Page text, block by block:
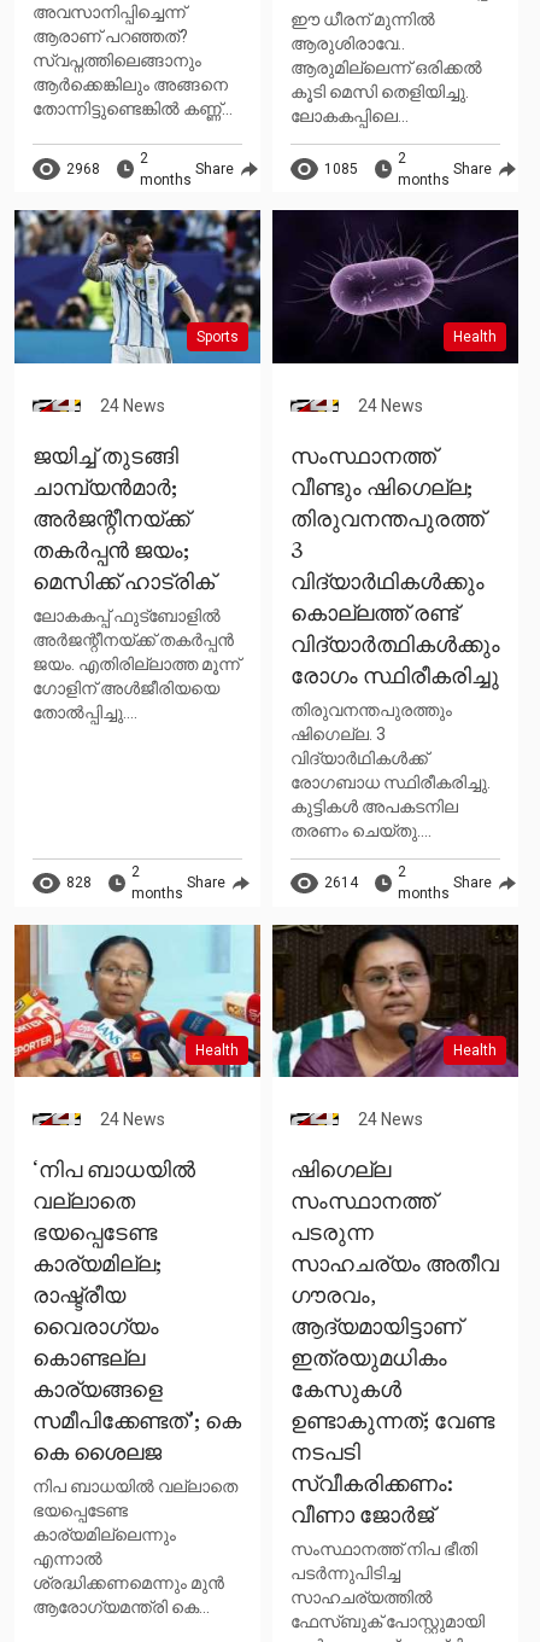
അവസാനിപ്പിച്ചെന്ന്
ആരാണ് പറഞ്ഞത്?
സ്വപ്നത്തിലെങ്ങാനും
ആര്‍ക്കെങ്കിലും അങ്ങനെ
തോന്നിട്ടുണ്ടെങ്കില്‍ കണ്ണ്...
2968
2
months
Share
ഈ ധീരന് മുന്നില്‍
ആരുശിരാവേ..
ആരുമില്ലെന്ന് ഒരിക്കല്‍
കൂടി മെസി തെളിയിച്ചു.
ലോകകപ്പിലെ...
1085
2
months
Share
Sports
24 News
ജയിച്ച് തുടങ്ങി
ചാമ്പ്യന്‍മാര്‍;
അര്‍ജന്റീനയ്ക്ക്
തകര്‍പ്പന്‍ ജയം;
മെസിക്ക് ഹാട്രിക്
ലോകകപ്പ് ഫുട്‌ബോളില്‍
അര്‍ജന്റീനയ്ക്ക് തകര്‍പ്പന്‍
ജയം. എതിരില്ലാത്ത മൂന്ന്
ഗോളിന് അള്‍ജീരിയയെ
തോല്‍പ്പിച്ചു....
828
2
months
Share
Health
24 News
സംസ്ഥാനത്ത്
വീണ്ടും ഷിഗെല്ല;
തിരുവനന്തപുരത്ത്
3
വിദ്യാർഥികൾക്കും
കൊല്ലത്ത് രണ്ട്
വിദ്യാർത്ഥികൾക്കും
രോഗം സ്ഥിരീകരിച്ചു
തിരുവനന്തപുരത്തും
ഷിഗെല്ല. 3
വിദ്യാർഥികൾക്ക്
രോഗബാധ സ്ഥിരീകരിച്ചു.
കുട്ടികൾ അപകടനില
തരണം ചെയ്‌തു....
2614
2
months
Share
Health
24 News
‘നിപ ബാധയിൽ
വല്ലാതെ
ഭയപ്പെടേണ്ട
കാര്യമില്ല;
രാഷ്ട്രീയ
വൈരാഗ്യം
കൊണ്ടല്ല
കാര്യങ്ങളെ
സമീപിക്കേണ്ടത്’; കെ
കെ ശൈലജ
നിപ ബാധയിൽ വല്ലാതെ
ഭയപ്പെടേണ്ട
കാര്യമില്ലെന്നും
എന്നാൽ
ശ്രദ്ധിക്കണമെന്നും മുൻ
ആരോഗ്യമന്ത്രി കെ...
Health
24 News
ഷിഗെല്ല
സംസ്ഥാനത്ത്
പടരുന്ന
സാഹചര്യം അതീവ
ഗൗരവം,
ആദ്യമായിട്ടാണ്
ഇത്രയുമധികം
കേസുകൾ
ഉണ്ടാകുന്നത്; വേണ്ട
നടപടി
സ്വീകരിക്കണം:
വീണാ ജോർജ്
സംസ്ഥാനത്ത് നിപ ഭീതി
പടർന്നുപിടിച്ച
സാഹചര്യത്തിൽ
ഫേസ്ബുക് പോസ്റ്റുമായി